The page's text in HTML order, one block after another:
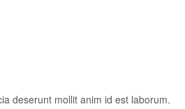
deserunt mollit anim id est laborum.